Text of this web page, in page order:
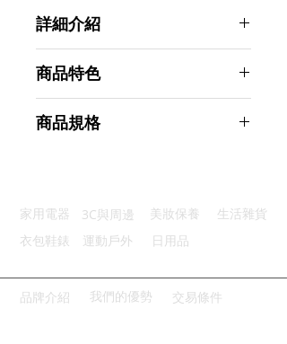
詳細介紹
商品特色
超大目鏡：22MM大目鏡視野好
商品規格
主要材質：ABS
商品尺寸：16*6*5cm
產地名稱：中國大陸
代理商：亞桓有限公司
家用電器 3C與周邊 美妝保養
生活雜貨
衣包鞋錶
運動戶外 日用品
品牌介紹 我們的優勢 交易條件